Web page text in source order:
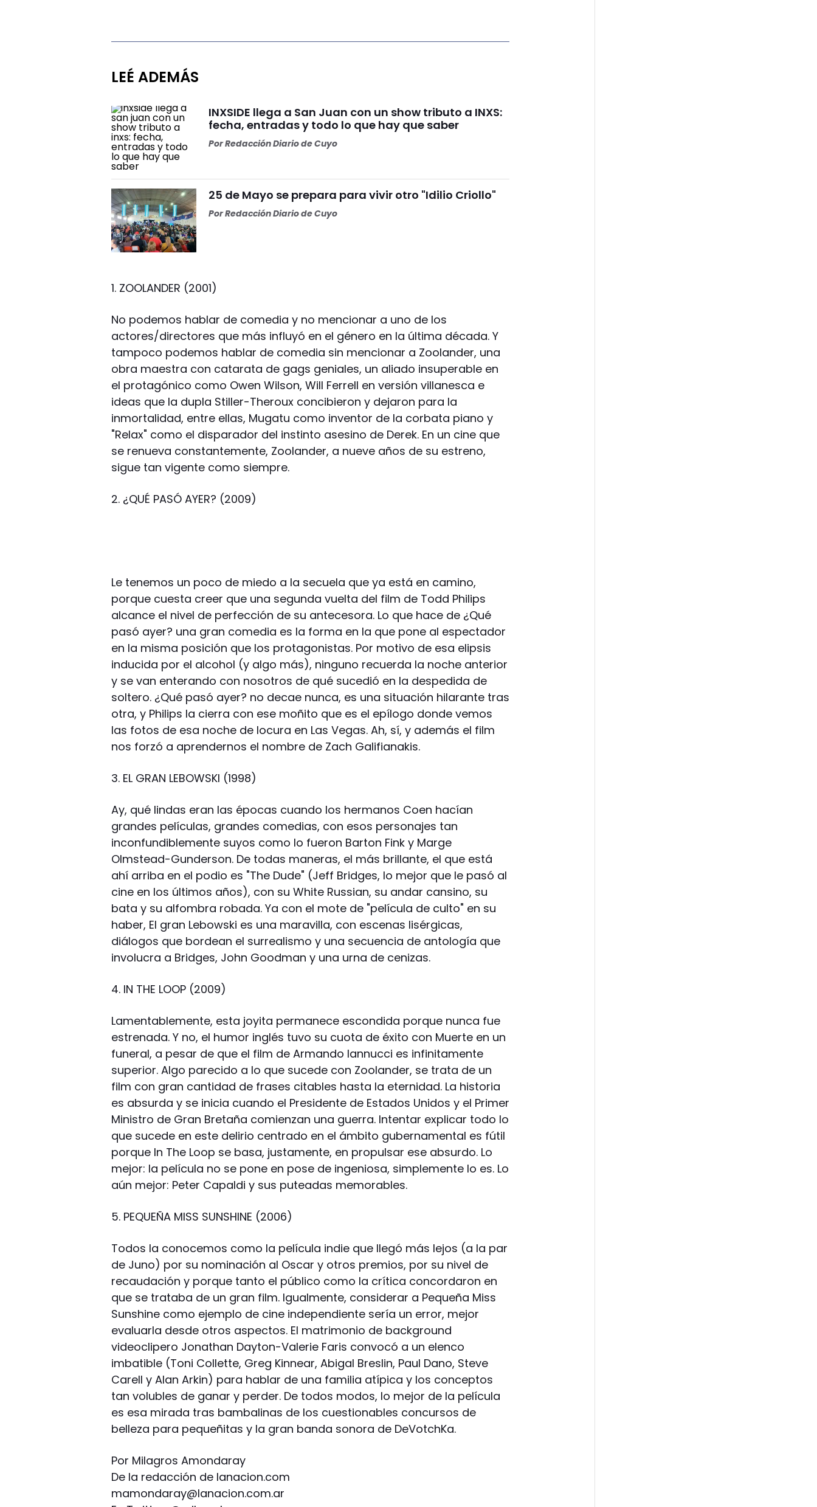
LEÉ ADEMÁS
INXSIDE llega a San Juan con un show tributo a INXS:
fecha, entradas y todo lo que hay que saber
PorRedacción Diario de Cuyo
25 de Mayo se prepara para vivir otro "Idilio Criollo"
PorRedacción Diario de Cuyo
1. ZOOLANDER (2001)
No podemos hablar de comedia y no mencionar a uno de los
actores/directores que más influyó en el género en la última década. Y
tampoco podemos hablar de comedia sin mencionar a Zoolander, una
obra maestra con catarata de gags geniales, un aliado insuperable en
el protagónico como Owen Wilson, Will Ferrell en versión villanesca e
ideas que la dupla Stiller-Theroux concibieron y dejaron para la
inmortalidad, entre ellas, Mugatu como inventor de la corbata piano y
"Relax" como el disparador del instinto asesino de Derek. En un cine que
se renueva constantemente, Zoolander, a nueve años de su estreno,
sigue tan vigente como siempre.
2. ¿QUÉ PASÓ AYER? (2009)
Le tenemos un poco de miedo a la secuela que ya está en camino,
porque cuesta creer que una segunda vuelta del film de Todd Philips
alcance el nivel de perfección de su antecesora. Lo que hace de ¿Qué
pasó ayer? una gran comedia es la forma en la que pone al espectador
en la misma posición que los protagonistas. Por motivo de esa elipsis
inducida por el alcohol (y algo más), ninguno recuerda la noche anterior
y se van enterando con nosotros de qué sucedió en la despedida de
soltero. ¿Qué pasó ayer? no decae nunca, es una situación hilarante tras
otra, y Philips la cierra con ese moñito que es el epílogo donde vemos
las fotos de esa noche de locura en Las Vegas. Ah, sí, y además el film
nos forzó a aprendernos el nombre de Zach Galifianakis.
3. EL GRAN LEBOWSKI (1998)
Ay, qué lindas eran las épocas cuando los hermanos Coen hacían
grandes películas, grandes comedias, con esos personajes tan
inconfundiblemente suyos como lo fueron Barton Fink y Marge
Olmstead-Gunderson. De todas maneras, el más brillante, el que está
ahí arriba en el podio es "The Dude" (Jeff Bridges, lo mejor que le pasó al
cine en los últimos años), con su White Russian, su andar cansino, su
bata y su alfombra robada. Ya con el mote de "película de culto" en su
haber, El gran Lebowski es una maravilla, con escenas lisérgicas,
diálogos que bordean el surrealismo y una secuencia de antología que
involucra a Bridges, John Goodman y una urna de cenizas.
4. IN THE LOOP (2009)
Lamentablemente, esta joyita permanece escondida porque nunca fue
estrenada. Y no, el humor inglés tuvo su cuota de éxito con Muerte en un
funeral, a pesar de que el film de Armando Iannucci es infinitamente
superior. Algo parecido a lo que sucede con Zoolander, se trata de un
film con gran cantidad de frases citables hasta la eternidad. La historia
es absurda y se inicia cuando el Presidente de Estados Unidos y el Primer
Ministro de Gran Bretaña comienzan una guerra. Intentar explicar todo lo
que sucede en este delirio centrado en el ámbito gubernamental es fútil
porque In The Loop se basa, justamente, en propulsar ese absurdo. Lo
mejor: la película no se pone en pose de ingeniosa, simplemente lo es. Lo
aún mejor: Peter Capaldi y sus puteadas memorables.
5. PEQUEÑA MISS SUNSHINE (2006)
Todos la conocemos como la película indie que llegó más lejos (a la par
de Juno) por su nominación al Oscar y otros premios, por su nivel de
recaudación y porque tanto el público como la crítica concordaron en
que se trataba de un gran film. Igualmente, considerar a Pequeña Miss
Sunshine como ejemplo de cine independiente sería un error, mejor
evaluarla desde otros aspectos. El matrimonio de background
videoclipero Jonathan Dayton-Valerie Faris convocó a un elenco
imbatible (Toni Collette, Greg Kinnear, Abigal Breslin, Paul Dano, Steve
Carell y Alan Arkin) para hablar de una familia atípica y los conceptos
tan volubles de ganar y perder. De todos modos, lo mejor de la película
es esa mirada tras bambalinas de los cuestionables concursos de
belleza para pequeñitas y la gran banda sonora de DeVotchKa.
Por Milagros Amondaray
De la redacción de lanacion.com
mamondaray@lanacion.com.ar